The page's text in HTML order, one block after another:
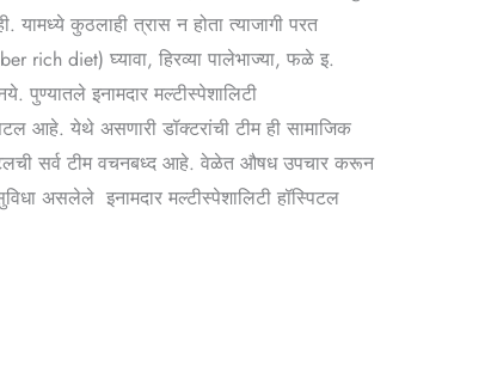
कुठलाही त्रास न होता त्याजागी परत
rich diet) घ्यावा, हिरव्या पालेभाज्या, फळे इ.
इनामदार मल्टीस्पेशालिटी
आहे. येथे असणारी डॉक्टरांची टीम ही सामाजिक
सर्व टीम वचनबध्द आहे. वेळेत औषध उपचार करून
असलेले इनामदार मल्टीस्पेशालिटी हॉस्पिटल